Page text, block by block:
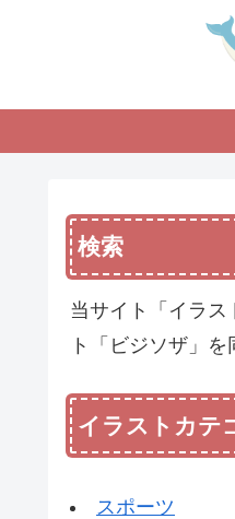
検索
当サイト「イラス
ト「ビジソザ」を
イラストカテ
スポーツ